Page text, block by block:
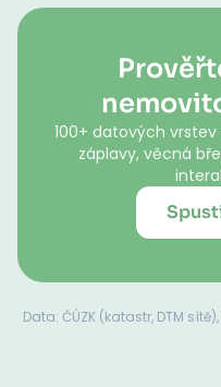
100+ datových
záplavy, věcná
Data: ČÚZK (katastr, DTM